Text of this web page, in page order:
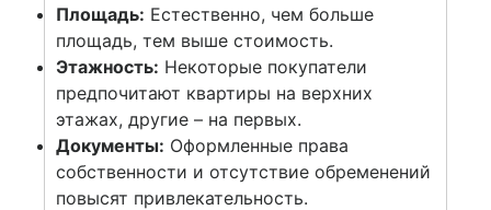
Площадь: Естественно, чем больше
площадь, тем выше стоимость.
Этажность: Некоторые покупатели
предпочитают квартиры на верхних
этажах, другие – на первых.
Документы: Оформленные права
собственности и отсутствие обременений
повысят привлекательность.